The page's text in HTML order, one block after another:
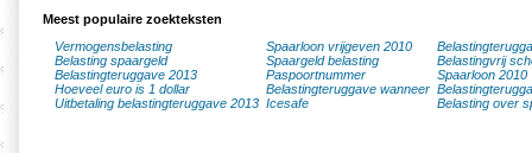
Meest populaire zoekteksten
Vermogensbelasting
Spaarloon vrijgeven 2010
Belasting spaargeld
Spaargeld belasting
Belastingvrij
Belastingteruggave 2013
Paspoortnummer
Spaarloon 2010
Hoeveel euro is 1 dollar
Belastingteruggave wanneer
Uitbetaling belastingteruggave 2013 Icesafe Belasting over